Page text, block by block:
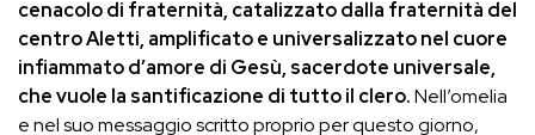
cenacolo di fraternità, catalizzato dalla fraternità del
centro Aletti, amplificato e universalizzato nel cuore
infiammato d’amore di Gesù, sacerdote universale,
che vuole la santificazione di tutto il clero.Nell’omelia
e nel suo messaggio scritto proprio per questo giorno,